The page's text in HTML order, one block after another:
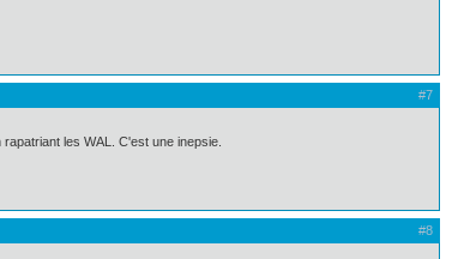
#7
les WAL. C'est une inepsie.
#8